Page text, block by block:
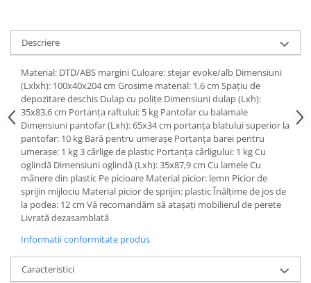
Descriere
Material: DTD/ABS margini Culoare: stejar evoke/alb Dimensiuni
(Lxlxh): 100x40x204 cm Grosime material: 1,6 cm Spaţiu de
depozitare deschis Dulap cu poliţe Dimensiuni dulap (Lxh):
35x83,6 cm Portanţa raftului: 5 kg Pantofar cu balamale
Dimensiuni pantofar (Lxh): 65x34 cm portanţa blatului superior la
pantofar: 10 kg Bară pentru umeraşe Portanţa barei pentru
umeraşe: 1 kg 3 cârlige de plastic Portanţa cârligului: 1 kg Cu
oglindă Dimensiuni oglindă (Lxh): 35x87,9 cm Cu lamele Cu
mânere din plastic Pe picioare Material picior: lemn Picior de
sprijin mijlociu Material picior de sprijin: plastic Înălţime de jos de
la podea: 12 cm Vă recomandăm să ataşaţi mobilierul de perete
Livrată dezasamblată
Informatii conformitate produs
Caracteristici